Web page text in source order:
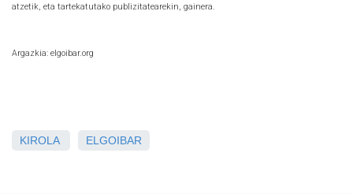
atzetik, eta tartekatutako publizitatearekin, gainera.
Argazkia: elgoibar.org
KIROLA ELGOIBAR